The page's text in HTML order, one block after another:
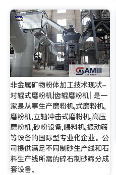
非金属矿物粉体加工技术现状-
对辊式磨粉机|齿辊磨粉机| 是一
家是从事生产磨粉机,式磨粉机,
磨粉机,立轴冲击式磨粉机,高压
磨粉机,砂粉设备,喂料机,振动筛
等设备的国际型专业化企业。公
司提供满足不同制砂生产线和石
料生产线所需的碎石制砂筛分成
套设备。